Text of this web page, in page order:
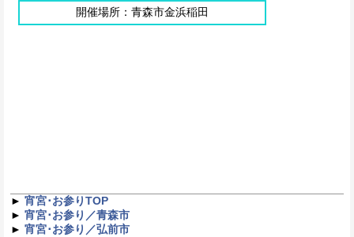
開催場所：青森市金浜稲田
► 宵宮･お参りTOP
► 宵宮･お参り／青森市
► 宵宮･お参り／弘前市